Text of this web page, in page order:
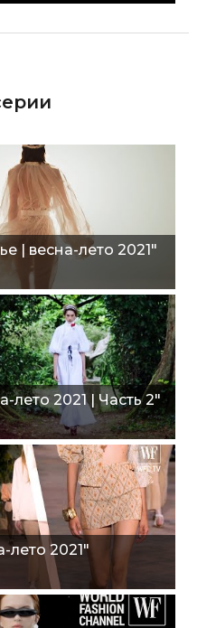
| весна-лето 2021"
лето 2021 | Часть 2"
2021"